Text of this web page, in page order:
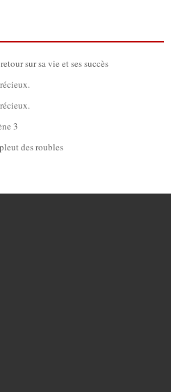
sur sa vie et ses succès
3
des roubles